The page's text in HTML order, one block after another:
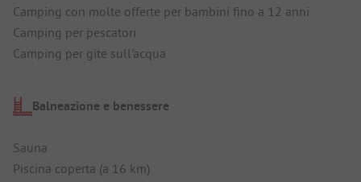
Camping con molte offerte per bambini fino a 12 anni
Camping per pescatori
Camping per gite sull'acqua
Balneazione e benessere
Sauna
Piscina coperta (a 16 km)